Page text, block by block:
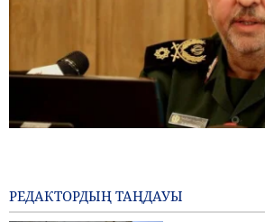
РЕДАКТОРДЫҢ ТАҢДАУЫ